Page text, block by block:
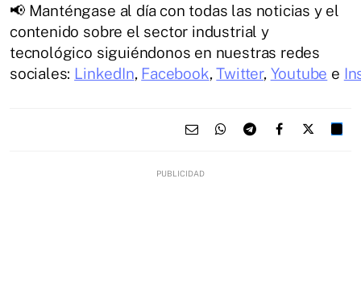
📢 Manténgase al día con todas las noticias y el
contenido sobre el sector industrial y
tecnológico siguiéndonos en nuestras redes
sociales: LinkedIn, Facebook,Twitter, Youtube e